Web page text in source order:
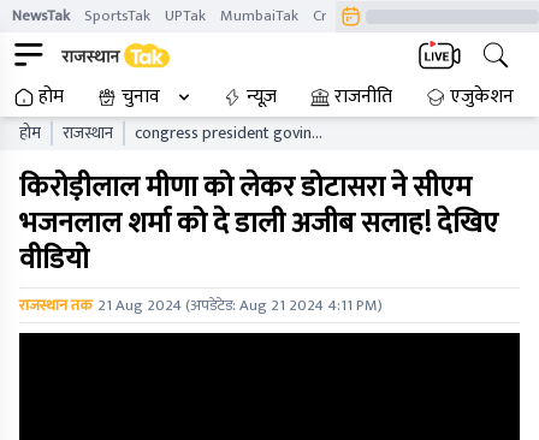
NewsTak SportsTak UPTak MumbaiTak CrimeTak
होम चुनाव न्यूज़ राजनीति एजुकेशन
होम राजस्थान
congress president govind
decision for kirori lal meena
resignation taken through
lottery
किरोड़ीलाल मीणा को लेकर डोटासरा ने सीएम
भजनलाल शर्मा को दे डाली अजीब सलाह! देखिए
वीडियो
राजस्थान तक 21 Aug 2024(अपडेटेड:Aug 21 2024 4:11 PM)